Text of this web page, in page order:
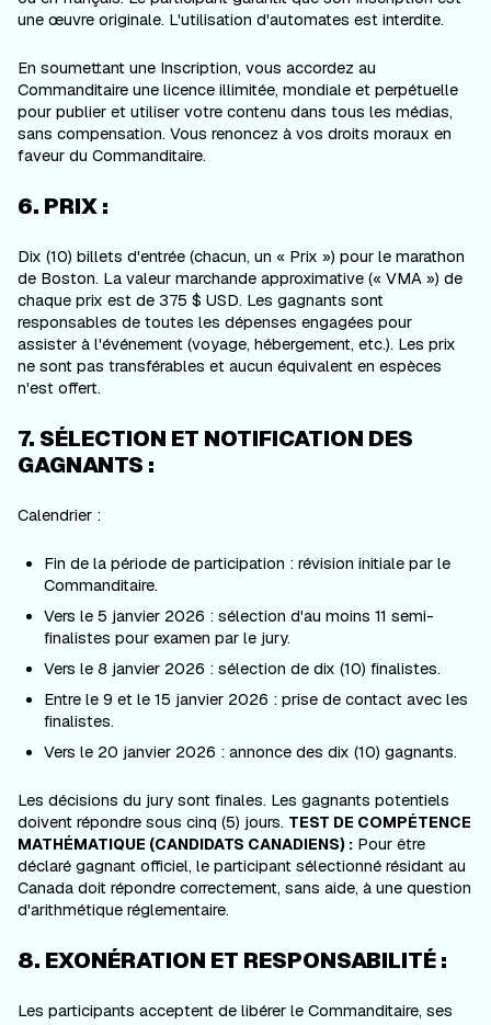
une œuvre originale. L'utilisation d'automates est interdite.
En soumettant une Inscription, vous accordez au
Commanditaire une licence illimitée, mondiale et perpétuelle
pour publier et utiliser votre contenu dans tous les médias,
sans compensation. Vous renoncez à vos droits moraux en
faveur du Commanditaire.
6. PRIX :
Dix (10) billets d'entrée (chacun, un « Prix ») pour le marathon
de Boston. La valeur marchande approximative (« VMA ») de
chaque prix est de 375 $ USD. Les gagnants sont
responsables de toutes les dépenses engagées pour
assister à l'événement (voyage, hébergement, etc.). Les prix
ne sont pas transférables et aucun équivalent en espèces
n'est offert.
7. SÉLECTION ET NOTIFICATION DES
GAGNANTS :
Calendrier :
Fin de la période de participation : révision initiale par le
Commanditaire.
Vers le 5 janvier 2026 : sélection d'au moins 11 semi-
finalistes pour examen par le jury.
Vers le 8 janvier 2026 : sélection de dix (10) finalistes.
Entre le 9 et le 15 janvier 2026 : prise de contact avec les
finalistes.
Vers le 20 janvier 2026 : annonce des dix (10) gagnants.
Les décisions du jury sont finales. Les gagnants potentiels
doivent répondre sous cinq (5) jours. TEST DE COMPÉTENCE
MATHÉMATIQUE (CANDIDATS CANADIENS) : Pour être
déclaré gagnant officiel, le participant sélectionné résidant au
Canada doit répondre correctement, sans aide, à une question
d'arithmétique réglementaire.
8. EXONÉRATION ET RESPONSABILITÉ :
Les participants acceptent de libérer le Commanditaire, ses